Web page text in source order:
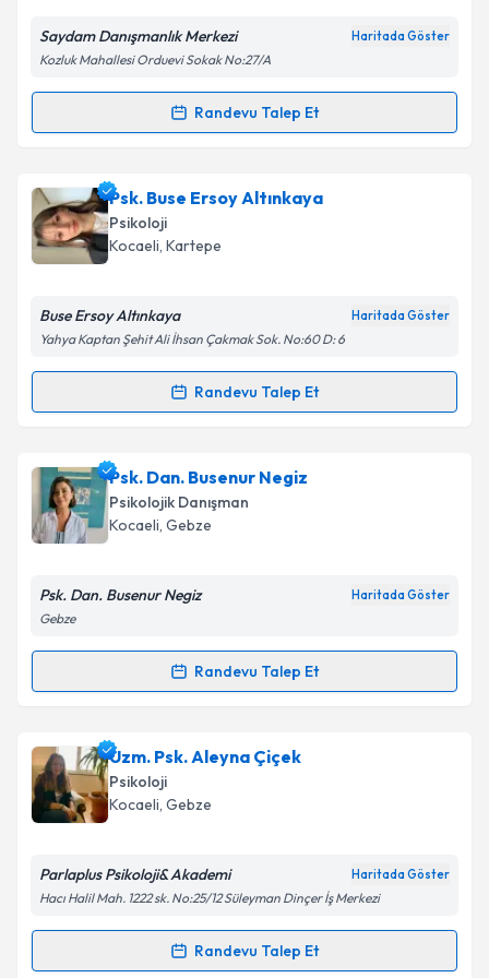
Kişisel verilerimin işlenmesine ilişkin
Metni'ni okudum ve kişisel verilerimin belirtilen
Takvim Talebini Gönder
Saydam Danışmanlık Merkezi Haritada Göster
Kozluk Mahallesi Orduevi Sokak No:27/A
Randevu Talep Et
Randevu Takvimi Talebi
Psk. Dan. İrem Gürsoy için randevu takvimi talebi
oluşturun. Size bu uzmandan randevu almanız için bir
takvim hazırlandığında e-posta ile bilgilendireceğiz.
Kişisel verilerimin işlenmesine ilişkin
Metni'ni okudum ve kişisel verilerimin belirtilen
Takvim Talebini Gönder
Psk. Buse Ersoy Altınkaya
Psikoloji
Kocaeli, Kartepe
Buse Ersoy Altınkaya Haritada Göster
Yahya Kaptan Şehit Ali İhsan Çakmak Sok. No:60 D: 6
Randevu Talep Et
Randevu Takvimi Talebi
Psk. Buse Ersoy Altınkayaiçin randevu takvimi talebi
oluşturun. Size bu uzmandan randevu almanız için bir
takvim hazırlandığında e-posta ile bilgilendireceğiz.
Kişisel verilerimin işlenmesine ilişkin
Metni'ni okudum ve kişisel verilerimin belirtilen
Takvim Talebini Gönder
Psk. Dan. Busenur Negiz
Psikolojik Danışman
Kocaeli, Gebze
Psk. Dan. Busenur Negiz Haritada Göster
Gebze
Randevu Talep Et
Randevu Takvimi Talebi
Psk. Dan. Busenur Negiziçin randevu takvimi talebi
oluşturun. Size bu uzmandan randevu almanız için bir
takvim hazırlandığında e-posta ile bilgilendireceğiz.
Kişisel verilerimin işlenmesine ilişkin
Metni'ni okudum ve kişisel verilerimin belirtilen
Uzm. Psk. Aleyna Çiçek
Psikoloji
Kocaeli, Gebze
Parlaplus Psikoloji& Akademi Haritada Göster
Hacı Halil Mah. 1222 sk. No:25/12 Süleyman Dinçer İş Merkezi
Randevu Talep Et
Randevu Takvimi Talebi